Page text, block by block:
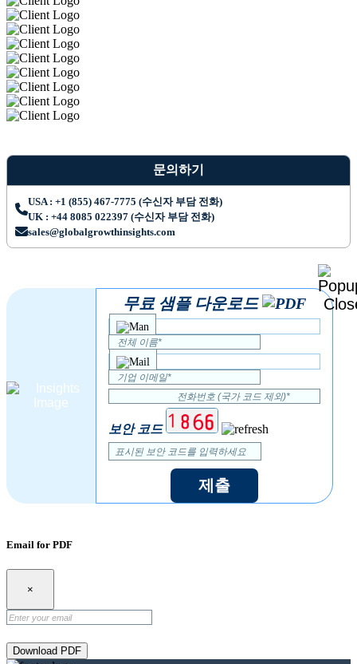
문의하기
USA : +1 (855) 467-7775 (수신자 부담 전화)
UK : +44 8085 022397 (수신자 부담 전화)
sales@globalgrowthinsights.com
무료 샘플 다운로드
보안 코드
제출
Email for PDF
×
Download PDF